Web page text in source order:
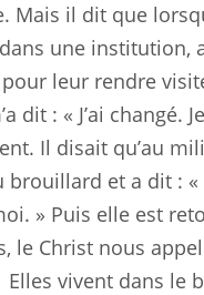
Mais il dit que
une institution,
pour leur rendre
dit : « J’ai changé.
Il disait qu’au
brouillard et a dit : «
» Puis elle est
le Christ nous
Elles vivent dans le